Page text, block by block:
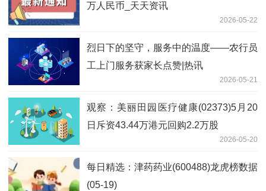
万人民币_天天资讯
2026-05-22
烈日下的坚守，服务中的温度——农行员
工上门服务获家长点赞|热讯
2026-05-21
观察：美丽田园医疗健康(02373)5月20
日斥资43.44万港元回购2.2万股
2026-05-20
每日精选：津药药业(600488)龙虎榜数据
(05-19)